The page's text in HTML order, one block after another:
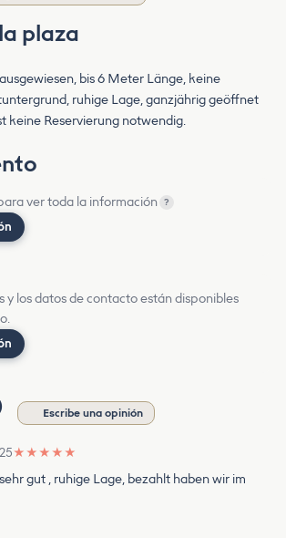
plaza
bis 6 Meter Länge, keine
ruhige Lage, ganzjährig geöffnet
keine Reservierung notwendig.
ver toda la información ?
y los datos de contacto están disponibles
Escribe una opinión
★ ★ ★ ★ ★
gut , ruhige Lage, bezahlt haben wir im